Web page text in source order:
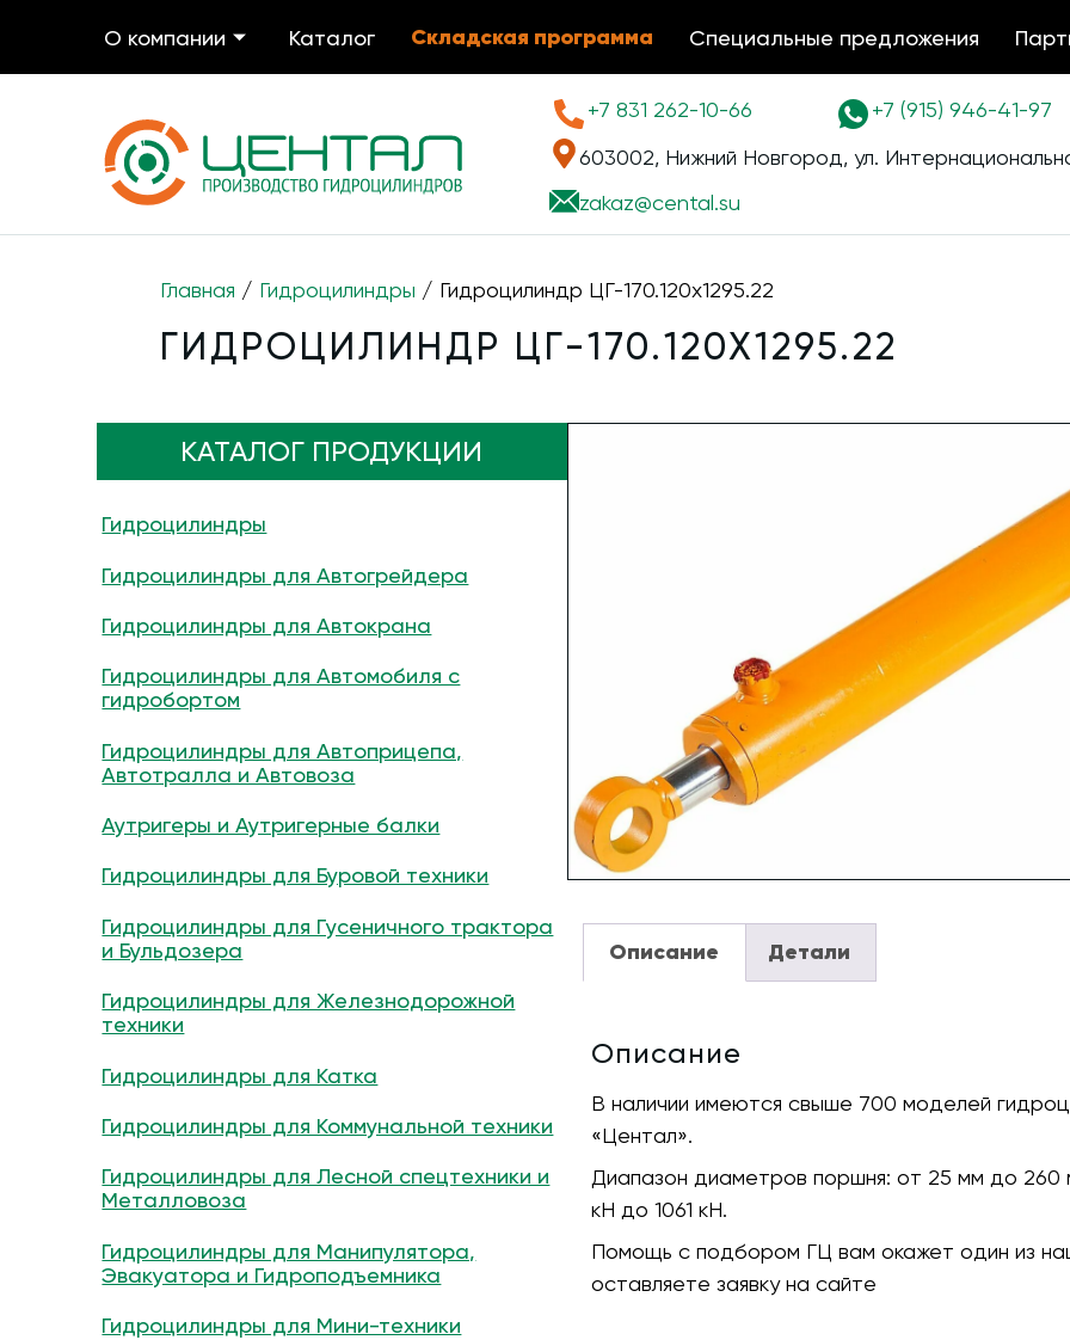
О компании Каталог Складская программа Специальные предложения
+7 831 262-10-66
+7 (915) 946-41-97
603002, Нижний Новгород, ул.
zakaz@cental.su
Главная / Гидроцилиндры / Гидроцилиндр ЦГ-170.120х1295.22
ГИДРОЦИЛИНДР ЦГ-170.120Х1295.22
КАТАЛОГ ПРОДУКЦИИ
Гидроцилиндры
Гидроцилиндры для Автогрейдера
Гидроцилиндры для Автокрана
Гидроцилиндры для Автомобиля с
гидробортом
Гидроцилиндры для Автоприцепа,
Автотралла и Автовоза
Аутригеры и Аутригерные балки
Гидроцилиндры для Буровой техники
Гидроцилиндры для Гусеничного трактора
и Бульдозера
Гидроцилиндры для Железнодорожной
техники
Гидроцилиндры для Катка
Гидроцилиндры для Коммунальной техники
Гидроцилиндры для Лесной спецтехники и
Металловоза
Гидроцилиндры для Манипулятора,
Эвакуатора и Гидроподъемника
Гидроцилиндры для Мини-техники
Описание Детали
Описание
В наличии имеются свыше 700 моделей
«Центал».
Диапазон диаметров поршня: от 25 мм до 260
кH до 1061 кН.
Помощь с подбором ГЦ вам окажет один из
оставляете заявку на сайте